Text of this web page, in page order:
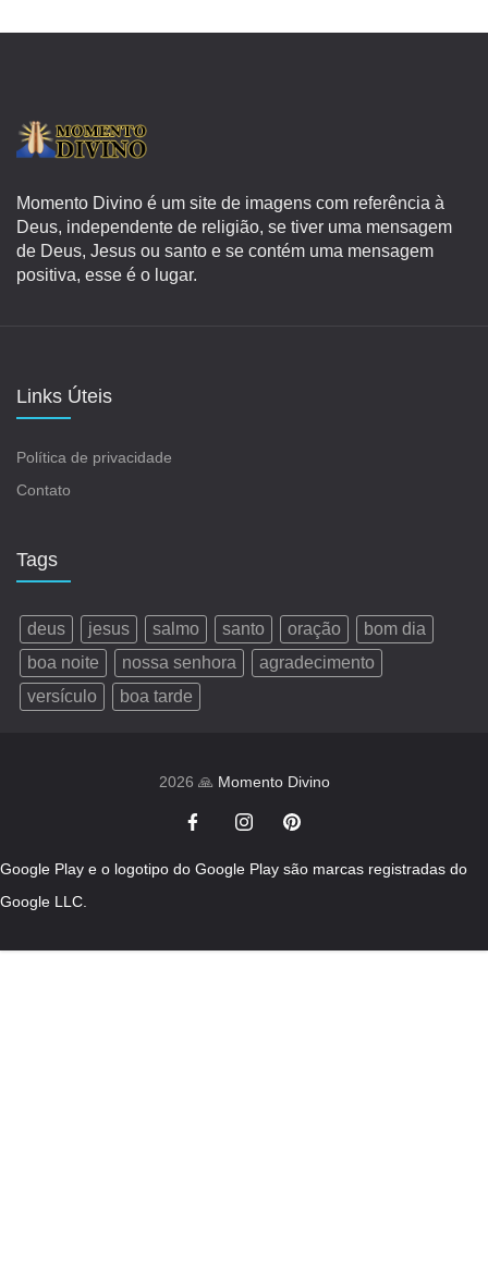
Momento Divino é um site de imagens com referência à
Deus, independente de religião, se tiver uma mensagem
de Deus, Jesus ou santo e se contém uma mensagem
positiva, esse é o lugar.
Links Úteis
Política de privacidade
Contato
Tags
deus jesus salmo santo oração
bom dia
boa noite
nossa senhora
agradecimento
versículo
boa tarde
2026 🙏 Momento Divino
Google Play e o logotipo do Google Play são marcas registradas do
Google LLC.